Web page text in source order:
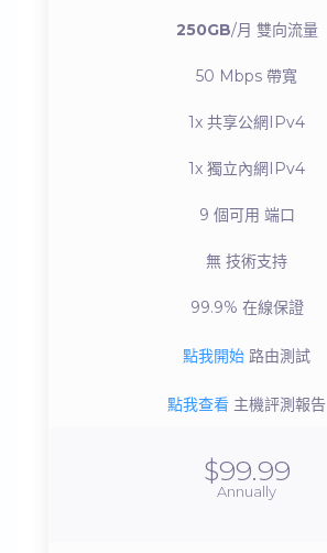
250GB/月 雙向流量
50 Mbps 帶寬
1x 共享公網IPv4
1x 獨立內網IPv4
9 個可用 端口
無 技術支持
99.9% 在線保證
點我開始 路由測試
點我查看 主機評測報告
$99.99
Annually